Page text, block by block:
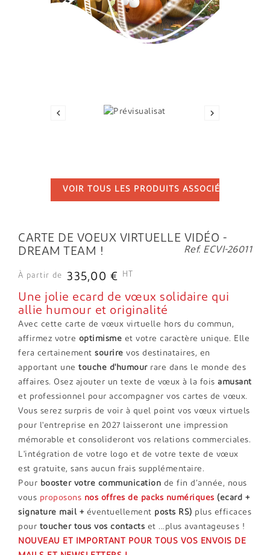
 
VOIR TOUS LES PRODUITS ASSOCIÉS
CARTE DE VOEUX VIRTUELLE VIDÉO -
DREAM TEAM !
Ref. ECVI-26011
À partir de 335,00 € HT
Une jolie ecard de vœux solidaire qui
allie humour et originalité
Avec cette carte de vœux virtuelle hors du commun,
affirmez votre optimisme et votre caractère unique. Elle
fera certainement sourire vos destinataires, en
apportant une touche d'humourrare dans le monde des
affaires. Osez ajouter un texte de vœux à la fois amusant
et professionnel pour accompagner vos cartes de vœux.
Vous serez surpris de voir à quel point vos vœux virtuels
pour l'entreprise en 2027 laisseront une impression
mémorable et consolideront vos relations commerciales.
L'intégration de votre logo et de votre texte de vœux
est gratuite, sans aucun frais supplémentaire.
Pour booster votre communication de fin d’année, nous
vous proposons nos offres de packs numériques (ecard +
signature mail + éventuellement posts RS) plus efficaces
pour toucher tous vos contacts et ...plus avantageuses !
NOUVEAU ET IMPORTANT POUR TOUS VOS ENVOIS DE